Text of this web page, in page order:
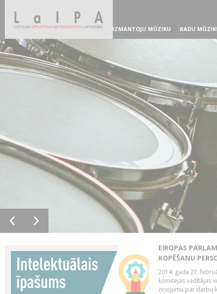
IZMANTOJU MŪZIKU RADU
EIROPAS
KOPĒŠANU
2014. gada 27.
komitejas vadītājas
ziņojumu par darbu